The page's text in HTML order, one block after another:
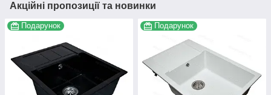
Акційні пропозиції та новинки
Подарунок Подарунок